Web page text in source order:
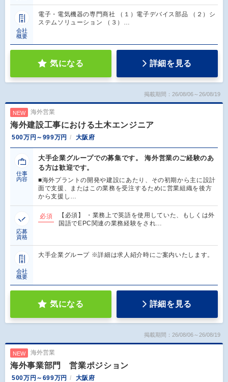
会社
概要
電子・電気機器の専門商社 （１）電子デバイス部品 （２）シ
ステムソリューション （３）…
気になる 詳細を見る
掲載期間：26/08/06～26/08/19
NEW 海外営業
海外建設工事における土木エンジニア
500万円～999万円 大阪府
仕事
内容
大手企業グループでの募集です。 海外営業のご経験のあ
る方は歓迎です。
■海外プラントの開発や建設にあたり、その初期から主に設計
面で支援、またはこの業務を受注するために営業組織を後方
から支援し…
応募
資格
必須
【必須】 ・業務上で英語を使用していた、もしくは外
国語でEPC関連の業務経験をされ…
会社
概要
大手企業グループ ※詳細は求人紹介時にご案内いたします。
気になる 詳細を見る
掲載期間：26/08/06～26/08/19
NEW 海外営業
海外事業部門 営業ポジション
500万円～699万円 大阪府